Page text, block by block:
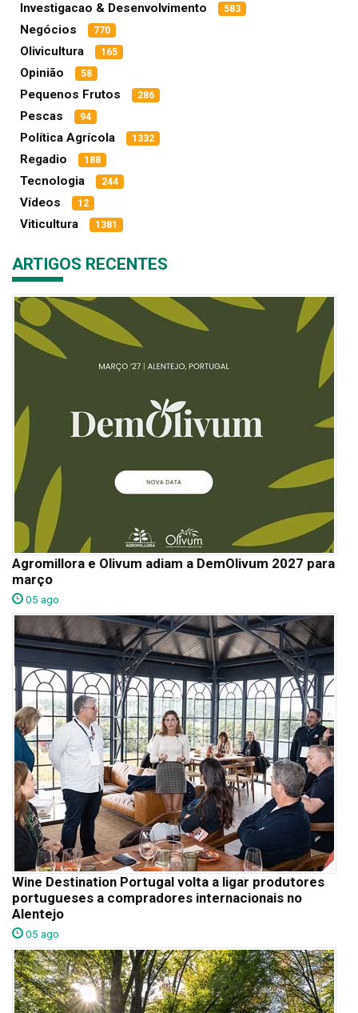
Investigacao & Desenvolvimento 583
Negócios 770
Olivicultura 165
Opinião 58
Pequenos Frutos 286
Pescas 94
Política Agrícola 1332
Regadio 188
Tecnologia 244
Vídeos 12
Viticultura 1381
ARTIGOS RECENTES
Agromillora e Olivum adiam a DemOlivum 2027 para
março
05 ago
Wine Destination Portugal volta a ligar produtores
portugueses a compradores internacionais no
Alentejo
05 ago